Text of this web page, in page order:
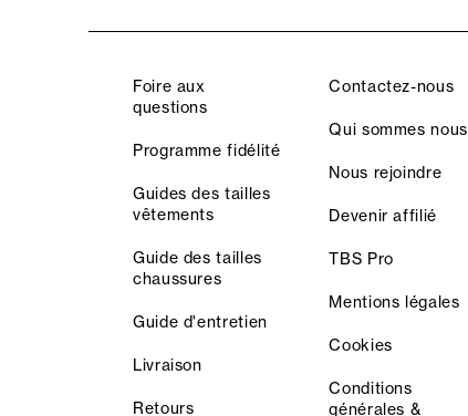
Foire aux
questions
Programme fidélité
Guides des tailles
vêtements
Guide des tailles
chaussures
Guide d'entretien
Livraison
Retours
Contactez-nous
Qui sommes nous
Nous rejoindre
Devenir affilié
TBS Pro
Mentions légales
Cookies
Conditions
générales &